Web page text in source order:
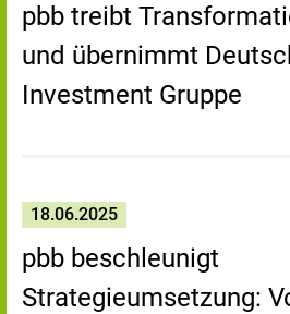
pbb treibt
und übernimmt
Investment Gruppe
18.06.2025
pbb beschleunigt
Strategieumsetzung: